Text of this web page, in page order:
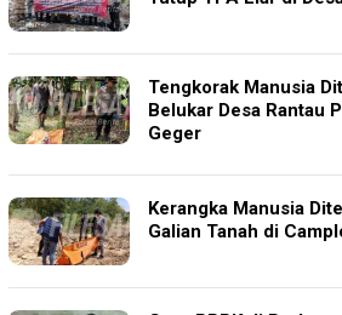
Tengkorak Manusia
Belukar Desa Rantau
Geger
Kerangka Manusia
Galian Tanah di